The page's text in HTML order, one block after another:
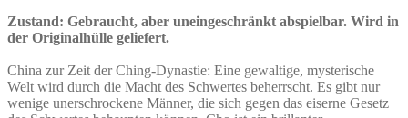
Zustand: Gebraucht, aber uneingeschränkt abspielbar. Wird in
der Originalhülle geliefert.
China zur Zeit der Ching-Dynastie: Eine gewaltige, mysterische
Welt wird durch die Macht des Schwertes beherrscht. Es gibt nur
wenige unerschrockene Männer, die sich gegen das eiserne Gesetz